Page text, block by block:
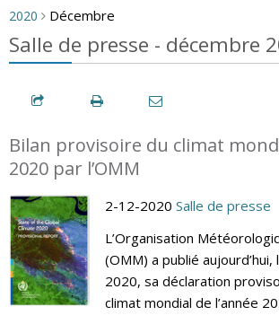
2020 > Décembre
Salle de presse - décembre
Bilan provisoire du climat
2020 par l’OMM
2-12-2020 Salle de presse
L’Organisation
(OMM) a publié
2020, sa déclaration
climat mondial de l’année